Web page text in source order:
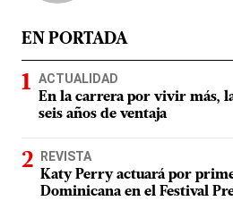
EN PORTADA
ACTUALIDAD
En la carrera por vivir más,
seis años de ventaja
REVISTA
Katy Perry actuará por
Dominicana en el Festival